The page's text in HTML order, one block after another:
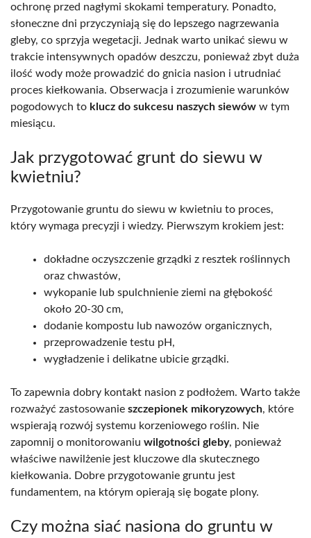
ochronę przed nagłymi skokami temperatury. Ponadto,
słoneczne dni przyczyniają się do lepszego nagrzewania
gleby, co sprzyja wegetacji. Jednak warto unikać siewu w
trakcie intensywnych opadów deszczu, ponieważ zbyt duża
ilość wody może prowadzić do gnicia nasion i utrudniać
proces kiełkowania. Obserwacja i zrozumienie warunków
pogodowych to klucz do sukcesu naszych siewów w tym
miesiącu.
Jak przygotować grunt do siewu w
kwietniu?
Przygotowanie gruntu do siewu w kwietniu to proces,
który wymaga precyzji i wiedzy. Pierwszym krokiem jest:
dokładne oczyszczenie grządki z resztek roślinnych
oraz chwastów,
wykopanie lub spulchnienie ziemi na głębokość
około 20-30 cm,
dodanie kompostu lub nawozów organicznych,
przeprowadzenie testu pH,
wygładzenie i delikatne ubicie grządki.
To zapewnia dobry kontakt nasion z podłożem. Warto także
rozważyć zastosowanie szczepionek mikoryzowych, które
wspierają rozwój systemu korzeniowego roślin. Nie
zapomnij o monitorowaniu wilgotności gleby, ponieważ
właściwe nawilżenie jest kluczowe dla skutecznego
kiełkowania. Dobre przygotowanie gruntu jest
fundamentem, na którym opierają się bogate plony.
Czy można siać nasiona do gruntu w